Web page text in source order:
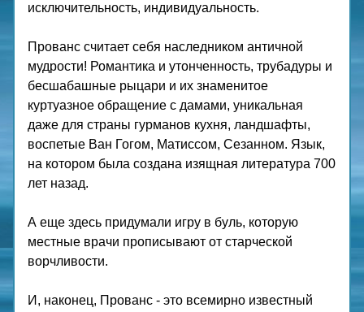
исключительность, индивидуальность.
Прованс считает себя наследником античной
мудрости! Романтика и утонченность, трубадуры и
бесшабашные рыцари и их знаменитое
куртуазное обращение с дамами, уникальная
даже для страны гурманов кухня, ландшафты,
воспетые Ван Гогом, Матиссом, Сезанном. Язык,
на котором была создана изящная литература 700
лет назад.
А еще здесь придумали игру в буль, которую
местные врачи прописывают от старческой
ворчливости.
И, наконец, Прованс - это всемирно известный